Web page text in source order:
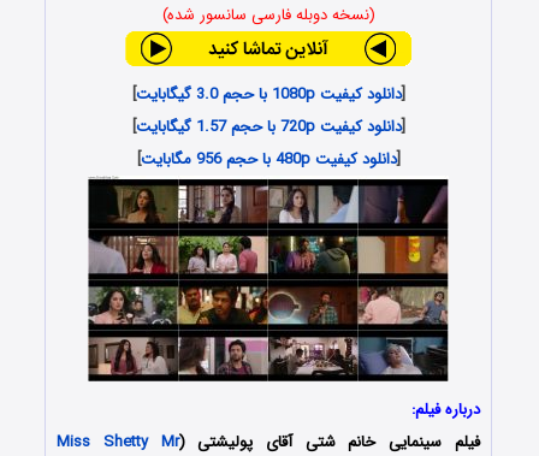
(نسخه دوبله فارسی سانسور شده)
[دانلود کیفیت 1080p با حجم 3.0 گیگابایت
]
[دانلود کیفیت 720p با حجم 1.57 گیگابایت
]
[دانلود کیفیت 480p با حجم 956 مگابایت ]
درباره فیلم:
فیلم سینماییخانم شتی آقای پولیشتی(
Miss Shetty Mr